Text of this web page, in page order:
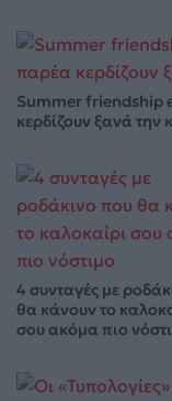
Summer friendship
κερδίζουν ξανά την
4 συνταγές με
θα κάνουν το
σου ακόμα πιο